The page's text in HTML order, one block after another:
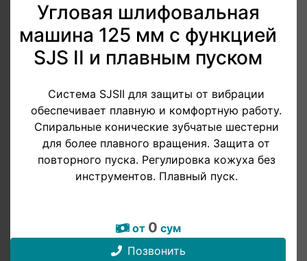
Угловая шлифовальная
машина 125 мм с функцией
SJS II и плавным пуском
Система SJSII для защиты от вибрации
обеспечивает плавную и комфортную работу.
Спиральные конические зубчатые шестерни
для более плавного вращения. Защита от
повторного пуска. Регулировка кожуха без
инструментов. Плавный пуск.
от 0 сум
Позвонить